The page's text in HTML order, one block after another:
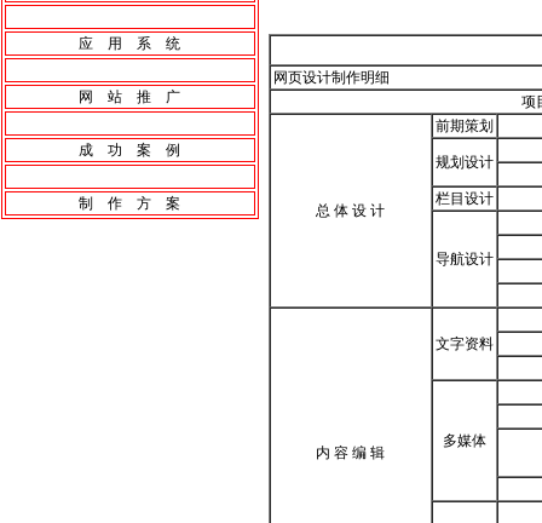
应 用 系 统
网 站 推 广
成 功 案 例
制 作 方 案
网页设计制作明细
项
总 体 设 计
前期策划
规划设计
栏目设计
导航设计
内 容 编 辑
文字资料
多媒体